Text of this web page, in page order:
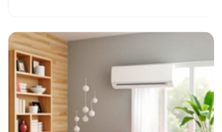
работы
гидравлических
систем